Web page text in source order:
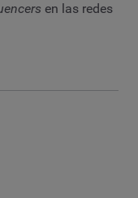
en las redes